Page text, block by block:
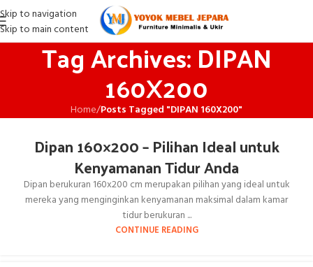
Skip to navigation
Skip to main content
Tag Archives: DIPAN
160X200
Home/Posts Tagged "DIPAN 160X200"
Dipan 160×200 – Pilihan Ideal untuk
Kenyamanan Tidur Anda
Dipan berukuran 160x200 cm merupakan pilihan yang ideal untuk
mereka yang menginginkan kenyamanan maksimal dalam kamar
tidur berukuran ...
CONTINUE READING